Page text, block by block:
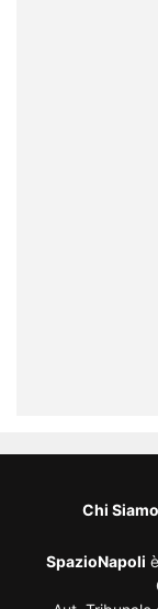
Chi Siamo
SpazioNapoli